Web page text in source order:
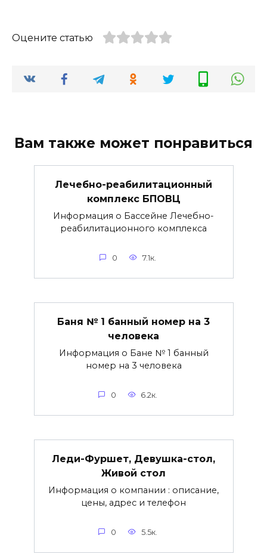
Оцените статью
Вам также может понравиться
Лечебно-реабилитационный
комплекс БПОВЦ
Информация о Бассейне Лечебно-
реабилитационного комплекса
0 7.1к.
Баня № 1 банный номер на 3
человека
Информация о Бане № 1 банный
номер на 3 человека
0 6.2к.
Леди-Фуршет, Девушка-стол,
Живой стол
Информация о компании : описание,
цены, адрес и телефон
0 5.5к.